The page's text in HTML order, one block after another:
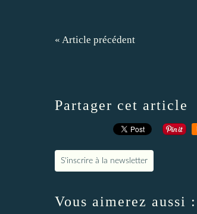
« Article précédent
Partager cet article
S'inscrire à la newsletter
Vous aimerez aussi :